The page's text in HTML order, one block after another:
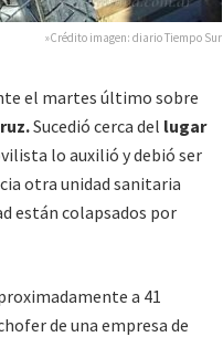
»Crédito imagen: diario Tiempo Sur
el martes último sobre
Sucedió cerca del lugar
lo auxilió y debió ser
otra unidad sanitaria
están colapsados por
a 41
de una empresa de